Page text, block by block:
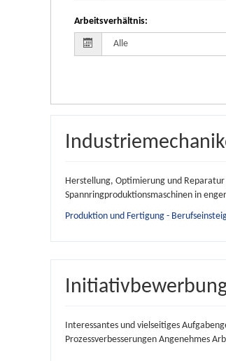
Arbeitsverhältnis:
Herstellung, Optimierung und
Spannringproduktionsmaschinen in
Produktion und Fertigung -
Interessantes und vielseitiges
Prozessverbesserungen Angenehmes